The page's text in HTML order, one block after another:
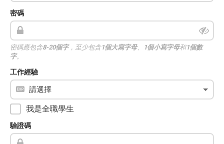
密碼
密碼應包含8-20個字，至少包含1個大寫字母、 1個小寫字母和1個數
字。
工作經驗
我是全職學生
驗證碼